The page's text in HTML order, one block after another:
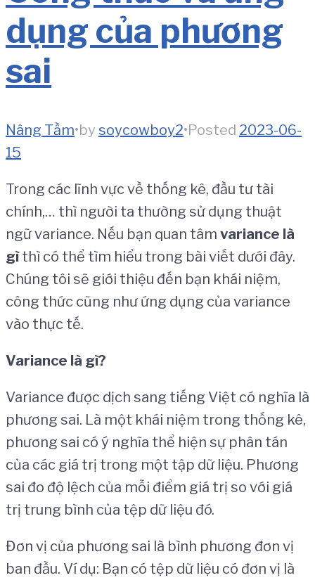
dụng của phương
sai
Nâng Tầm•by soycowboy2•Posted 2023-06-
15
Trong các lĩnh vực về thống kê, đầu tư tài
chính,… thì người ta thường sử dụng thuật
ngữ variance. Nếu bạn quan tâm variance là
gìthì có thể tìm hiểu trong bài viết dưới đây.
Chúng tôi sẽ giới thiệu đến bạn khái niệm,
công thức cũng như ứng dụng của variance
vào thực tế.
Variance là gì?
Variance được dịch sang tiếng Việt có nghĩa là
phương sai. Là một khái niệm trong thống kê,
phương sai có ý nghĩa thể hiện sự phân tán
của các giá trị trong một tập dữ liệu. Phương
sai đo độ lệch của mỗi điểm giá trị so với giá
trị trung bình của tệp dữ liệu đó.
Đơn vị của phương sai là bình phương đơn vị
ban đầu. Ví dụ: Bạn có tệp dữ liệu có đơn vị là